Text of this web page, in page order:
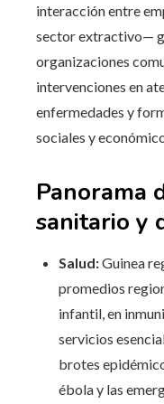
interacción entre
sector extractivo—
organizaciones
intervenciones en
enfermedades y
sociales y
Panorama
sanitario y
Salud:Guinea
promedios
infantil, en
servicios
brotes
ébola y las